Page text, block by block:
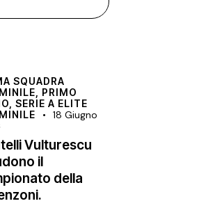
SQUADRA
PRIMO
SERIE A ELITE
18 Giugno
Vulturescu
il
della